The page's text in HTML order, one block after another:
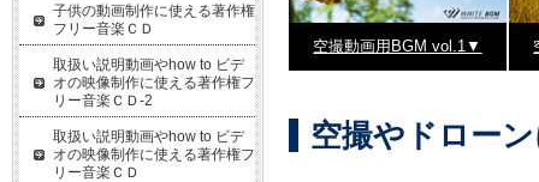
空撮動画用BGM vol.1▼
空撮やドロー
子供の動画制作に使える著作権
フリー音楽ＣＤ
取扱い説明動画やhow to ビデ
オの映像制作に使える著作権フ
リー音楽ＣＤ-2
取扱い説明動画やhow to ビデ
オの映像制作に使える著作権フ
リー音楽ＣＤ